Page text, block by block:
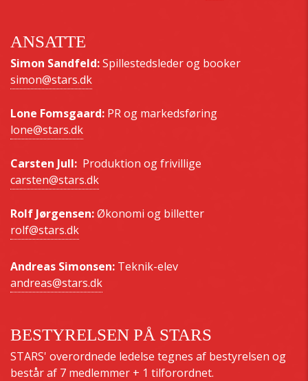
ANSATTE
Simon Sandfeld:Spillestedsleder og booker
simon@stars.dk
Lone Fomsgaard: PR og markedsføring
lone@stars.dk
Carsten Jull: Produktion og frivillige
carsten@stars.dk
Rolf Jørgensen:Økonomi og billetter
rolf@stars.dk
Andreas Simonsen: Teknik-elev
andreas@stars.dk
BESTYRELSEN PÅ STARS
STARS' overordnede ledelse tegnes af bestyrelsen og
består af 7 medlemmer + 1 tilforordnet.